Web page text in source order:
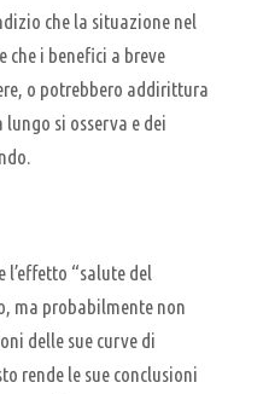
che la situazione nel
che i benefici a breve
o potrebbero addirittura
si osserva e dei
l’effetto “salute del
ma probabilmente non
delle sue curve di
rende le sue conclusioni